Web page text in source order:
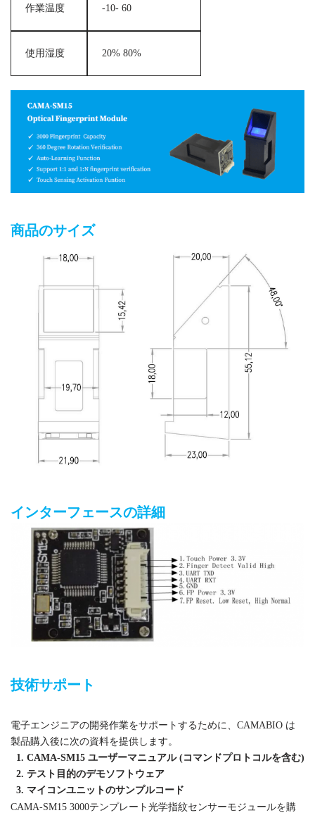
作業温度 -10- 60
使用湿度 20% 80%
商品のサイズ
インターフェースの詳細
技術サポート
電子エンジニアの開発作業をサポートするために、CAMABIO は
製品購入後に次の資料を提供します。
1. CAMA-SM15 ユーザーマニュアル (コマンドプロトコルを含む)
2. テスト目的のデモソフトウェア
3. マイコンユニットのサンプルコード
CAMA-SM15 3000テンプレート光学指紋センサーモジュールを購